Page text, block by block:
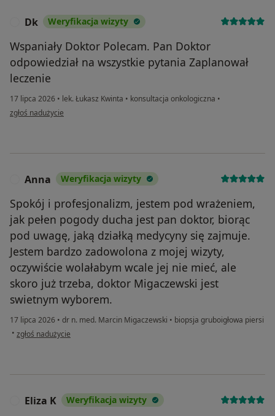
Dk Weryfikacja wizyty
Wspaniały Doktor Polecam. Pan Doktor
odpowiedział na wszystkie pytania Zaplanował
leczenie
17 lipca 2026 • lek. Łukasz Kwinta • konsultacja onkologiczna •
w opinii użytkownika Dk
zgłoś nadużycie
Anna Weryfikacja wizyty
Spokój i profesjonalizm, jestem pod wrażeniem,
jak pełen pogody ducha jest pan doktor, biorąc
pod uwagę, jaką działką medycyny się zajmuje.
Jestem bardzo zadowolona z mojej wizyty,
oczywiście wolałabym wcale jej nie mieć, ale
skoro już trzeba, doktor Migaczewski jest
swietnym wyborem.
17 lipca 2026 • dr n. med. Marcin Migaczewski • biopsja gruboigłowa piersi
• w opinii użytkownika Anna
zgłoś nadużycie
Eliza K Weryfikacja wizyty